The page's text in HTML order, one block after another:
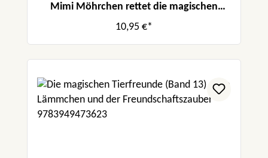
Mimi Möhrchen rettet die magischen
Kristalle
10,95 €*